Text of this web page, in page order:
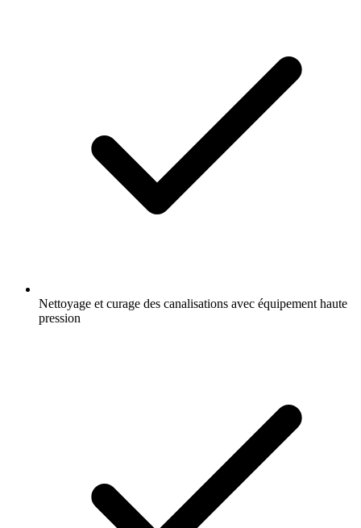
Nettoyage et curage des canalisations avec équipement haute
pression